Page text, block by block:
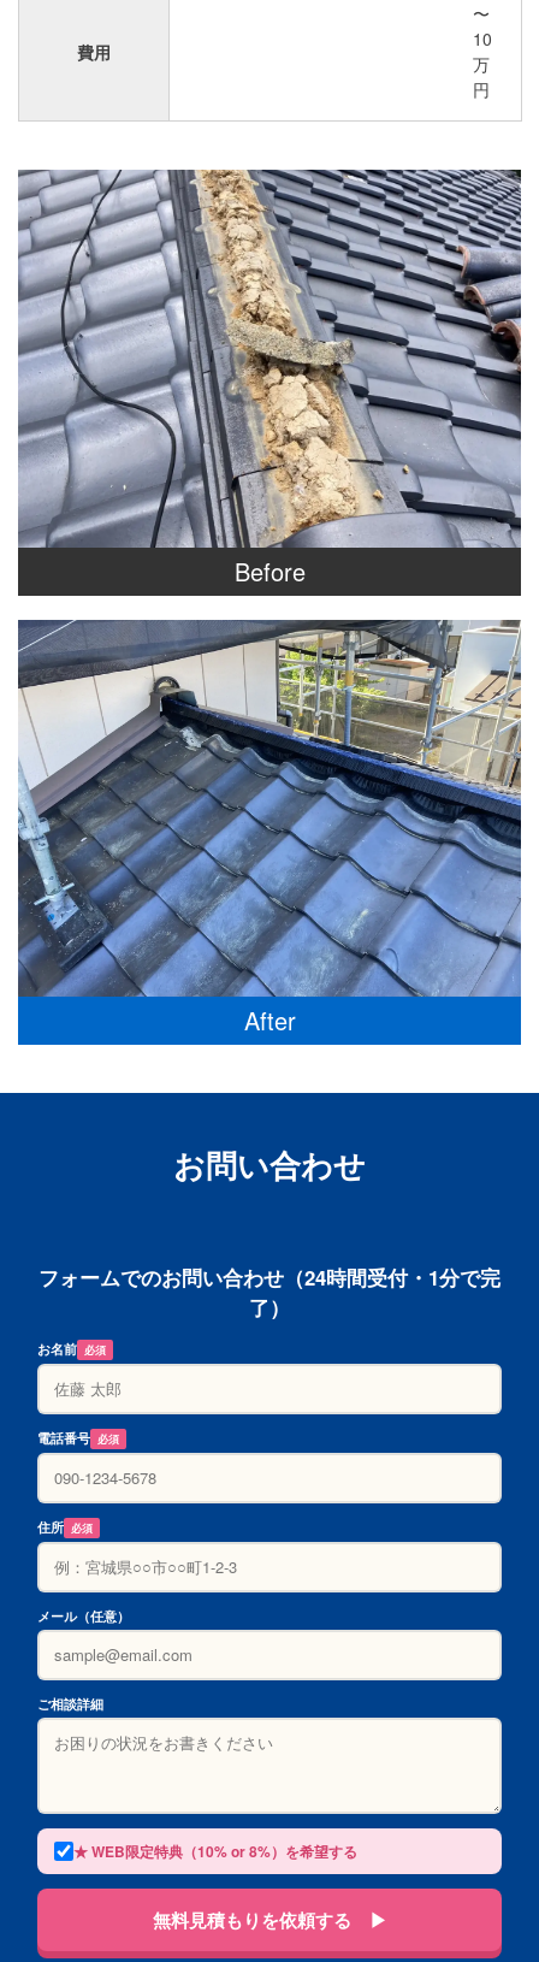
費用
〜
10
万
円
Before
After
お問い合わせ
フォームでのお問い合わせ（24時間受付・1分で完
了）
お名前 必須
電話番号 必須
住所 必須
メール（任意）
ご相談詳細
★ WEB限定特典（10% or 8%）を希望する
無料見積もりを依頼する ▶